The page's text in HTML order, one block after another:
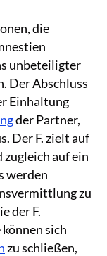
die
unbeteiligter
Der Abschluss
Einhaltung
der Partner,
Der F. zielt auf
zugleich auf ein
werden
zu
der F.
sich
zu schließen,